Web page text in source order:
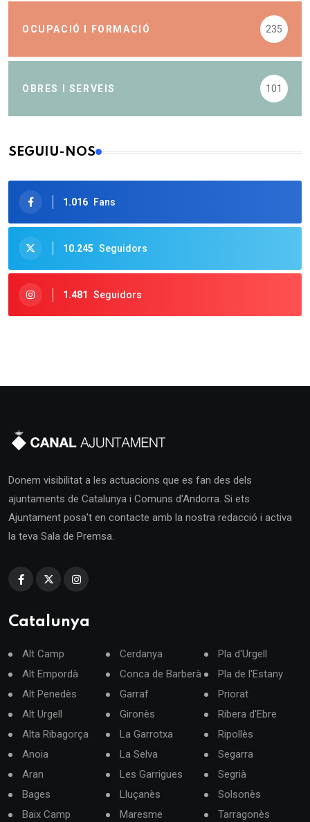
OCUPACIÓ I FORMACIÓ 235
OBRES I SERVEIS 101
SEGUIU-NOS
1.016 Fans
10.245 Seguidors
1.481 Seguidors
Donem visibilitat a les actuacions que es fan des dels
ajuntaments de Catalunya i Comuns d'Andorra. Si ets
Ajuntament posa't en contacte amb la nostra redacció i activa
la teva Sala de Premsa.
Catalunya
Alt Camp
Alt Empordà
Alt Penedès
Alt Urgell
Alta Ribagorça
Anoia
Aran
Bages
Baix Camp
Cerdanya
Conca de Barberà
Garraf
Gironès
La Garrotxa
La Selva
Les Garrigues
Lluçanès
Maresme
Pla d'Urgell
Pla de l'Estany
Priorat
Ribera d'Ebre
Ripollès
Segarra
Segrià
Solsonès
Tarragonès